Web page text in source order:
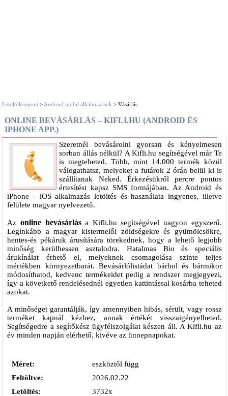
Letöltőközpont > Android mobil alkalmazások > Vásárlás
ONLINE BEVÁSÁRLÁS – KIFLI.HU (ANDROID ÉS
IPHONE APP.)
Szeretnél bevásárolni gyorsan és kényelmesen
sorban állás nélkül? A Kifli.hu segítségével már Te
is megteheted. Több, mint 14.000 termék közül
válogathatsz, melyeket a futárok 2 órán belül ki is
szállítanak Neked. Érkezésükről percre pontos
értesítést kapsz SMS formájában. Az Android és
iPhone - iOS alkalmazás letöltés és használata ingyenes, illetve
felülete magyar nyelvezetű.
Az online bevásárlása Kifli.hu segítségével nagyon egyszerű.
Leginkább a magyar kistermelői zöldségekre és gyümölcsökre,
hentes-és pékáruk árusítására törekednek, hogy a lehető legjobb
minőség kerülhessen asztalodra. Hatalmas Bio és speciális
árukínálat érhető el, melyeknek csomagolása szinte teljes
mértékben környezetbarát. Bevásárlólistádat bárhol és bármikor
módosíthatod, kedvenc termékeidet pedig a rendszer megjegyezi,
így a követkető rendelésednél egyetlen kattintással kosárba teheted
azokat.
A minőséget garantálják, így amennyiben hibás, sérült, vagy rossz
terméket kapnál kézhez, annak értékét visszaigényelheted.
Segítségedre a segítőkész ügyfélszolgálat készen áll. A Kifli.hu az
év minden napján elérhető, kivéve az ünnepnapokat.
Méret:
eszköztől függ
Feltöltve:
2026.02.22
Letöltés:
3732x